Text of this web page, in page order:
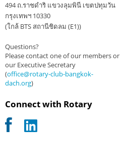
494 ถ.ราชดำริ แขวงลุมพินี เขตปทุมวัน
กรุงเทพฯ 10330
(ใกล้ BTS สถานีชิดลม (E1))
Questions?
Please contact one of our members or
our Executive Secretary
(office@rotary-club-bangkok-
dach.org)
Connect with Rotary